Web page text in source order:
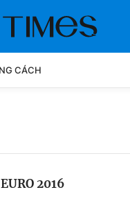
CÁCH
2016